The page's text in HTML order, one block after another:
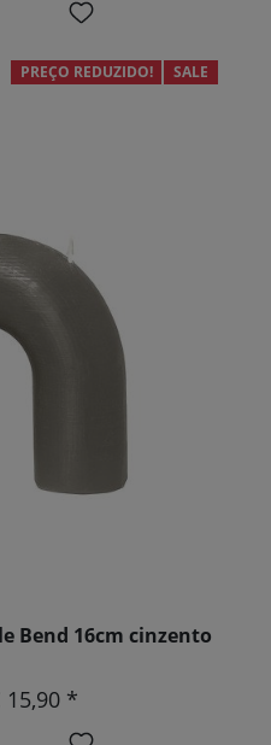
PREÇO REDUZIDO! SALE
Bend 16cm cinzento
15,90 *